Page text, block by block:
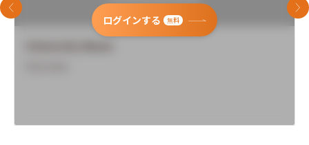
ログインする 無料
前のスライド 次